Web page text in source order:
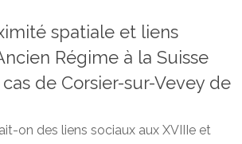
spatiale et liens
Régime à la Suisse
de Corsier-sur-Vevey de
on des liens sociaux aux XVIIIe et